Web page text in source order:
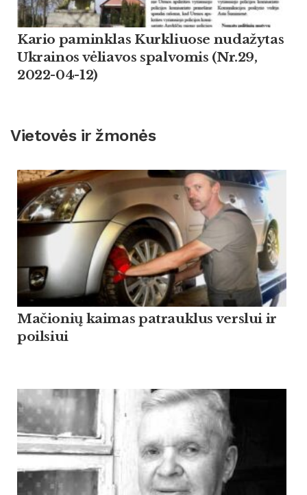
Kario paminklas Kurkliuose nudažytas
Ukrainos vėliavos spalvomis (Nr.29,
2022-04-12)
Vietovės ir žmonės
Mačionių kaimas patrauklus verslui ir
poilsiui